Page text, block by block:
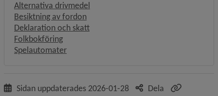
Alternativa drivmedel
Besiktning av fordon
Deklaration och skatt
Folkbokföring
Spelautomater
Sidan uppdaterades 2026-01-28
Dela